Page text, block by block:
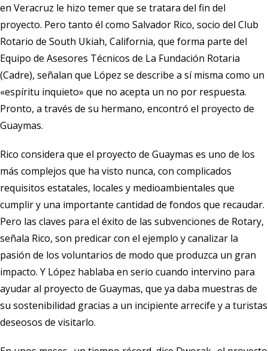
en Veracruz le hizo temer que se tratara del fin del
proyecto. Pero tanto él como Salvador Rico, socio del Club
Rotario de South Ukiah, California, que forma parte del
Equipo de Asesores Técnicos de La Fundación Rotaria
(Cadre), señalan que López se describe a sí misma como un
«espíritu inquieto» que no acepta un no por respuesta.
Pronto, a través de su hermano, encontró el proyecto de
Guaymas.
Rico considera que el proyecto de Guaymas es uno de los
más complejos que ha visto nunca, con complicados
requisitos estatales, locales y medioambientales que
cumplir y una importante cantidad de fondos que recaudar.
Pero las claves para el éxito de las subvenciones de Rotary,
señala Rico, son predicar con el ejemplo y canalizar la
pasión de los voluntarios de modo que produzca un gran
impacto. Y López hablaba en serio cuando intervino para
ayudar al proyecto de Guaymas, que ya daba muestras de
su sostenibilidad gracias a un incipiente arrecife y a turistas
deseosos de visitarlo.